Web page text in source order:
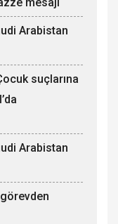
Arabistan
suçlarına
Arabistan